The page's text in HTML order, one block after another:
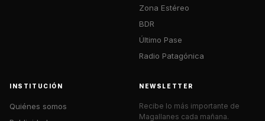
Zona Estéreo
BDR
Último Pase
Radio Patagónica
INSTITUCIÓN
Quiénes somos
NEWSLETTER
Recibe lo más importante de
Magallanes cada mañana.